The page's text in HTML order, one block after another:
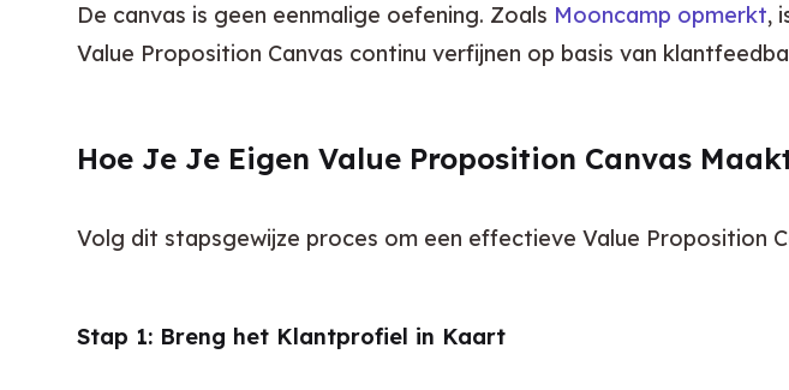
De canvas is geen eenmalige oefening. Zoals Mooncamp opmerkt,
Value Proposition Canvas continu verfijnen op basis van
Hoe Je Je Eigen Value Proposition Canvas
Volg dit stapsgewijze proces om een effectieve Value Proposition
Stap 1: Breng het Klantprofiel in Kaart